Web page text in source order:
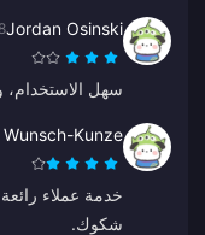
Jordan Osinski
سهل الاستخدام،
Kunze
خدمة عملاء
شكوك.